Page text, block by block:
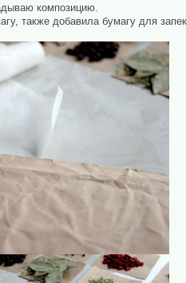
композицию.
также добавила бумагу для